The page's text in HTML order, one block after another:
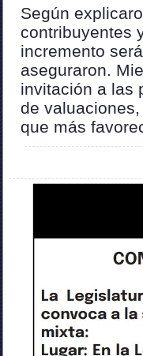
Según
contribuyentes
incremento
aseguraron.
invitación a las
de
que más